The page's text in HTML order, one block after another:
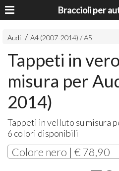
Audi A4 (2007-2014) / A5
Tappeti in
misura per
2014)
Tappeti in velluto su misura
6 colori disponibili
Colore nero | € 78,90